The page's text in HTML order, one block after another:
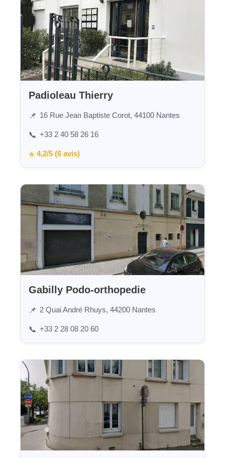
Padioleau Thierry
📌 16 Rue Jean Baptiste Corot, 44100 Nantes
📞 +33 2 40 58 26 16
⭐ 4,2/5 (6 avis)
Gabilly Podo-orthopedie
📌 2 Quai André Rhuys, 44200 Nantes
📞 +33 2 28 08 20 60